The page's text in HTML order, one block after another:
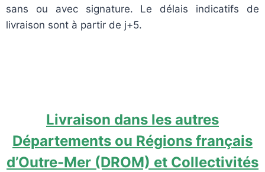
sans ou avec signature. Le délais indicatifs de
livraison sont à partir de j+5.
Livraison dans les autres
Départements ou Régions français
d’Outre-Mer (DROM) et Collectivités